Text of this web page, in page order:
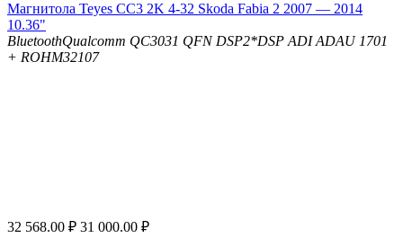
Магнитола Teyes CC3 2K 4-32 Skoda Fabia 2 2007 — 2014
10.36"
BluetoothQualcomm QC3031 QFN DSP2*DSP ADI ADAU 1701
+ ROHM32107
32 568.00 ₽ 31 000.00 ₽